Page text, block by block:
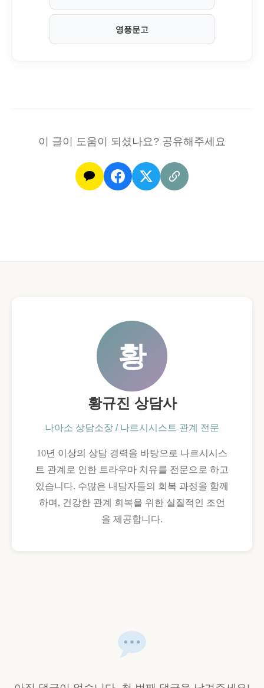
영풍문고
이 글이 도움이 되셨나요? 공유해주세요
황
황규진 상담사
나아소 상담소장 / 나르시시스트 관계 전문
10년 이상의 상담 경력을 바탕으로 나르시시스
트 관계로 인한 트라우마 치유를 전문으로 하고
있습니다. 수많은 내담자들의 회복 과정을 함께
하며, 건강한 관계 회복을 위한 실질적인 조언
을 제공합니다.